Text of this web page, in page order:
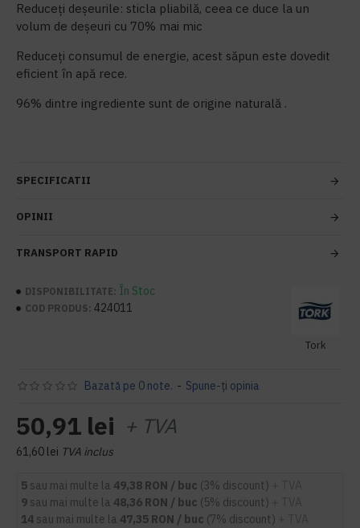
Reduceți deșeurile: sticla pliabilă, ceea ce duce la un
volum de deșeuri cu 70% mai mic
Reduceți consumul de energie, acest săpun este dovedit
eficient în apă rece.
96% dintre ingrediente sunt de origine naturală .
SPECIFICATII
OPINII
TRANSPORT RAPID
DISPONIBILITATE: În Stoc
COD PRODUS: 424011
Tork
Bazată pe 0 note. - Spune-ţi opinia
50,91 lei + TVA
61,60 lei TVA inclus
5 sau mai multe la 49,38 RON / buc (3% discount)
9 sau mai multe la 48,36 RON / buc (5% discount)
14 sau mai multe la 47,35 RON / buc (7% discount)